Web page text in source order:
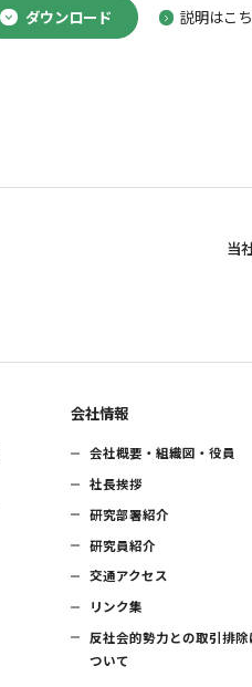
ダウンロード 説明はこ
当
会社情報
会社概要・組織図・役員
社長挨拶
研究部署紹介
研究員紹介
交通アクセス
リンク集
反社会的勢力との取引排除
ついて